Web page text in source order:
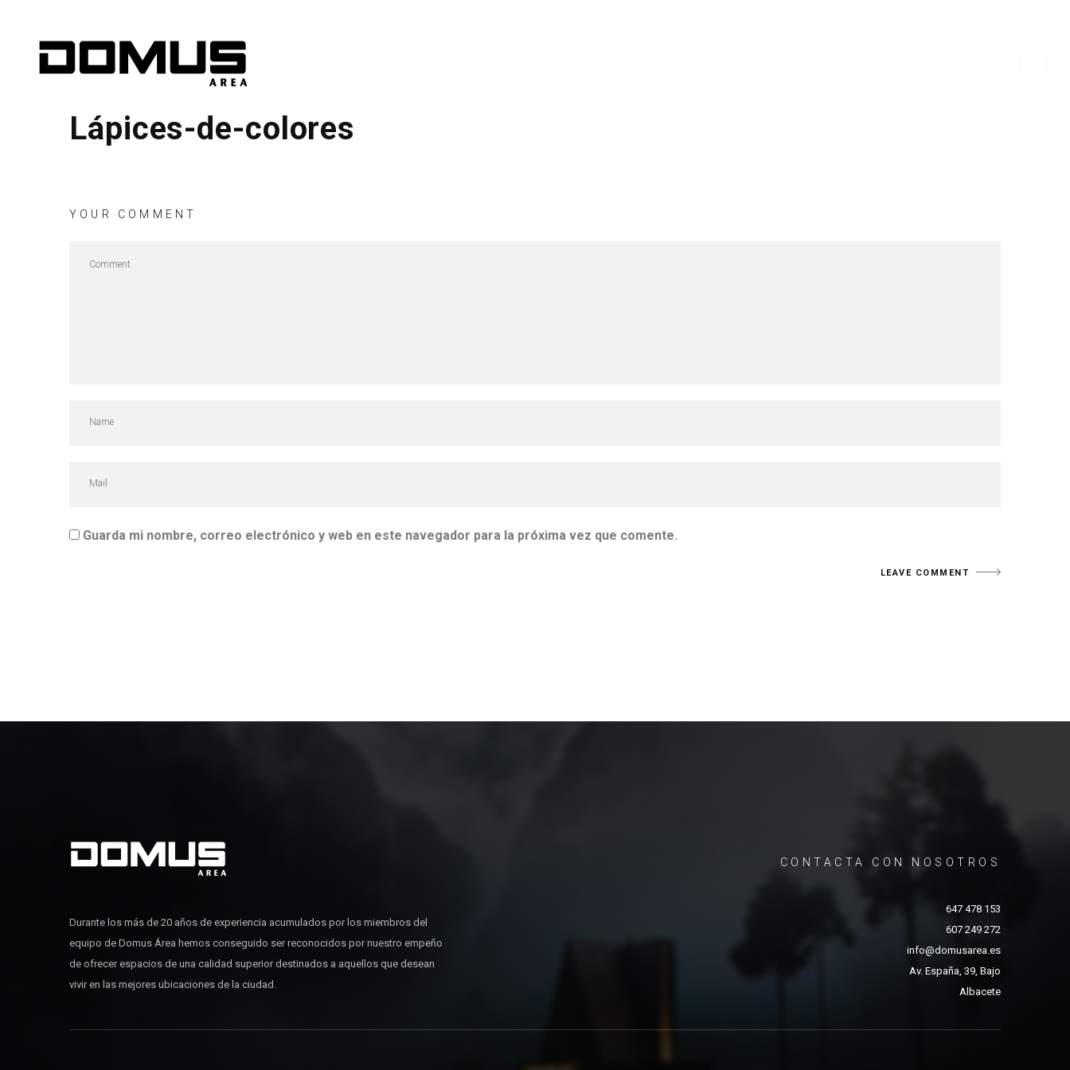
Lápices-de-colores
YOUR COMMENT
Guarda mi nombre, correo electrónico y web en este navegador para la próxima vez que comente.
Durante los más de 20 años de experiencia acumulados por los miembros del
equipo de Domus Área hemos conseguido ser reconocidos por nuestro empeño
de ofrecer espacios de una calidad superior destinados a aquellos que desean
vivir en las mejores ubicaciones de la ciudad.
CONTACTA CON NOSOTROS
647 478 153
607 249 272
info@domusarea.es
Av. España, 39, Bajo
Albacete